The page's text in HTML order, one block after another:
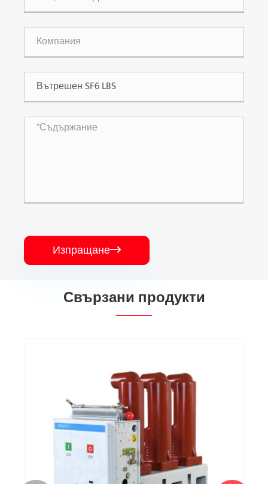
Изпращане
Свързани продукти